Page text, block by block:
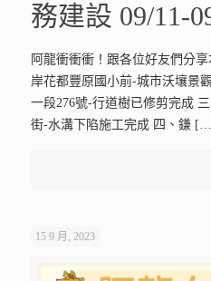
務建設 09/11-
阿龍衝衝衝！跟各位好友們
岸花都豐原國小前-城市沃壤景
一段276號-行道樹已修剪完成
街-水溝下陷施工完成 四、鎌
15 9 月, 2023